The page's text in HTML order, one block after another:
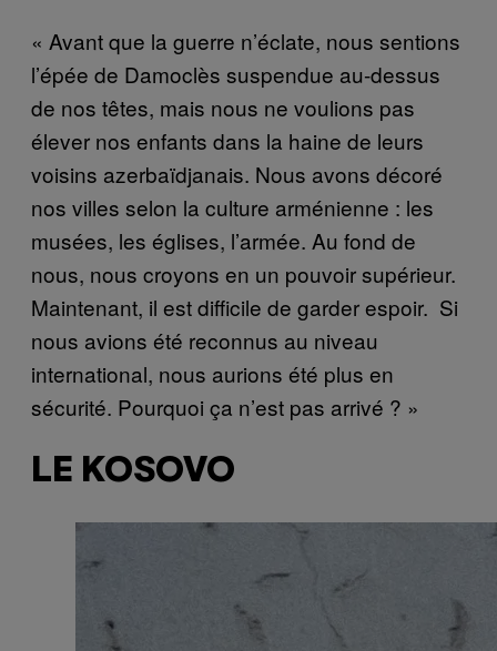
« Avant que la guerre n’éclate, nous sentions
l’épée de Damoclès suspendue au-dessus
de nos têtes, mais nous ne voulions pas
élever nos enfants dans la haine de leurs
voisins azerbaïdjanais. Nous avons décoré
nos villes selon la culture arménienne : les
musées, les églises, l’armée. Au fond de
nous, nous croyons en un pouvoir supérieur.
Maintenant, il est difficile de garder espoir. Si
nous avions été reconnus au niveau
international, nous aurions été plus en
sécurité. Pourquoi ça n’est pas arrivé ? »
LE KOSOVO